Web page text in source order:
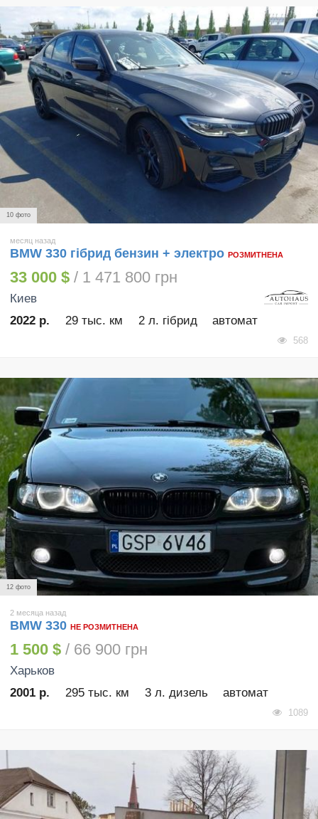
10 фото
месяц назад
BMW 330 гібрид бензин + электро РОЗМИТНЕНА
33 000 $ / 1 471 800 грн
Киев
2022 р.
29 тыс. км 2 л. гібрид автомат
568
12 фото
2 месяца назад
BMW 330 НЕ РОЗМИТНЕНА
1 500 $ / 66 900 грн
Харьков
2001 р.
295 тыс. км 3 л. дизель автомат
1089